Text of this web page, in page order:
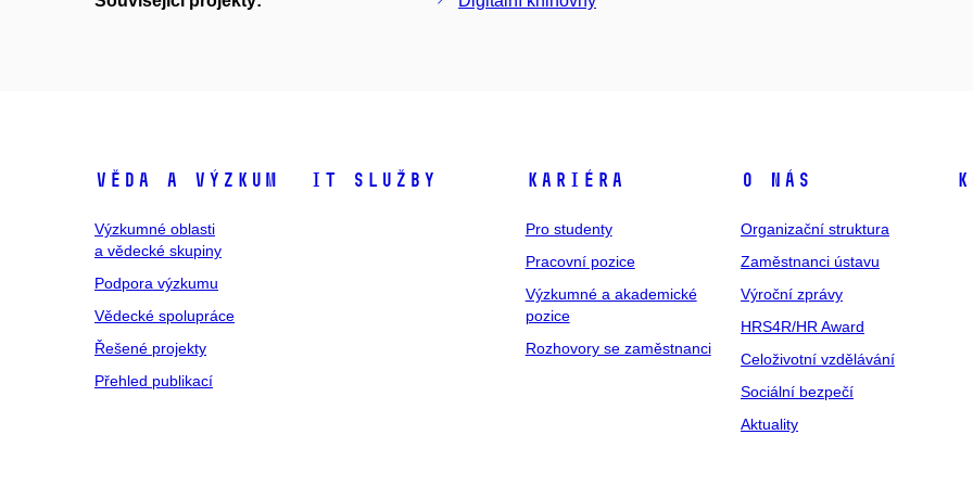
Věda a výzkum
Výzkumné oblasti
a vědecké skupiny
Podpora výzkumu
Vědecké spolupráce
Řešené projekty
Přehled publikací
IT služby Kariéra
Pro studenty
Pracovní pozice
Výzkumné a akademické
pozice
Rozhovory se zaměstnanci
O nás
Organizační struktura
Zaměstnanci ústavu
Výroční zprávy
HRS4R/HR Award
Celoživotní vzdělávání
Sociální bezpečí
Aktuality